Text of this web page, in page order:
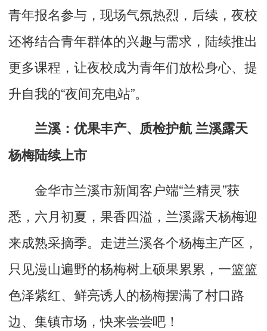
青年报名参与，现场气氛热烈，后续，夜校
还将结合青年群体的兴趣与需求，陆续推出
更多课程，让夜校成为青年们放松身心、提
升自我的“夜间充电站”。
兰溪：优果丰产、质检护航兰溪露天
杨梅陆续上市
金华市兰溪市新闻客户端“兰精灵”获
悉，六月初夏，果香四溢，兰溪露天杨梅迎
来成熟采摘季。走进兰溪各个杨梅主产区，
只见漫山遍野的杨梅树上硕果累累，一篮篮
色泽紫红、鲜亮诱人的杨梅摆满了村口路
边、集镇市场，快来尝尝吧！